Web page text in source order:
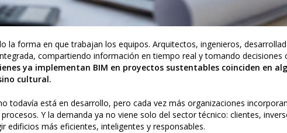
la forma en que trabajan los equipos. Arquitectos, ingenieros,
compartiendo información en tiempo real y tomando decisiones
ya implementan BIM en proyectos sustentables coinciden en
cultural.
todavía está en desarrollo, pero cada vez más organizaciones incorporan
Y la demanda ya no viene solo del sector técnico: clientes,
edificios más eficientes, inteligentes y responsables.